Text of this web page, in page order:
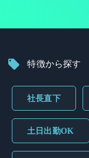
特徴から探す
社長直下
土日出勤OK